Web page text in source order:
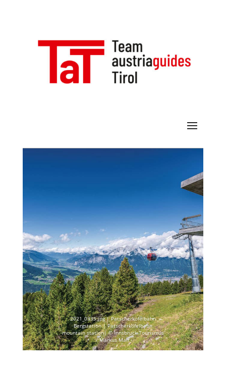
2021_0335.jpg | Patscherkofelbahn
Bergstation | Patscherkofelbahn
mountain station| © Innsbruck Tourismus
/ Markus Mair